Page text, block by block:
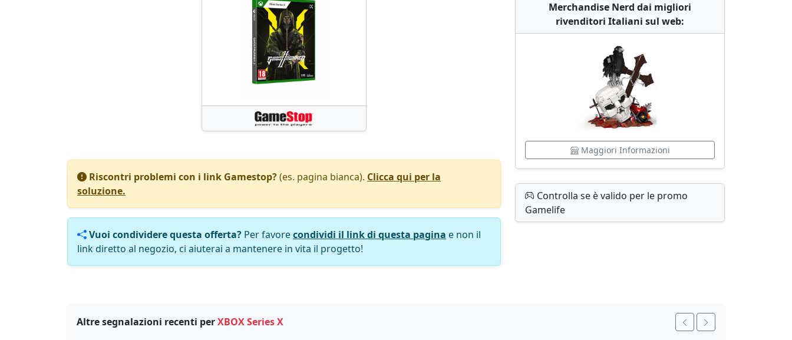
Riscontri problemi con i link Gamestop?(es. pagina bianca). Clicca qui per la
soluzione.
Vuoi condividere questa offerta? Per favorecondividi il link di questa pagina e non il
link diretto al negozio, ci aiuterai a mantenere in vita il progetto!
Merchandise Nerd dai migliori
rivenditori Italiani sul web:
Maggiori Informazioni
Controlla se è valido per le promo
Gamelife
Altre segnalazioni recenti perXBOX Series X